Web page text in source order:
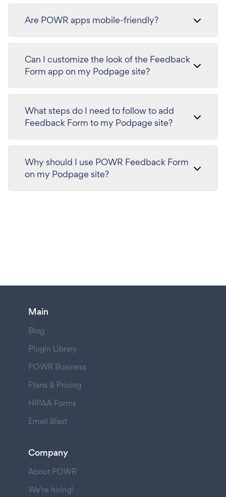
Are POWR apps mobile-friendly?
Can I customize the look of the Feedback
Form app on my Podpage site?
What steps do I need to follow to add
Feedback Form to my Podpage site?
Why should I use POWR Feedback Form
on my Podpage site?
Main
Blog
Plugin Library
POWR Business
Plans & Pricing
HIPAA Forms
Email Blast
Company
About POWR
We're hiring!